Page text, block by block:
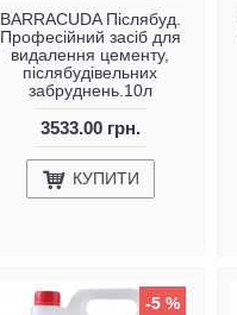
BARRACUDA Післябуд.
Професійний засіб для
видалення цементу,
післябудівельних
забруднень.10л
3533.00 грн.
КУПИТИ
-5 %